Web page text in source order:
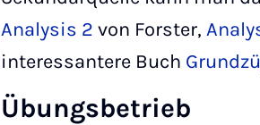
Analysis 2 von Forster,
interessantere Buch
Übungsbetrieb